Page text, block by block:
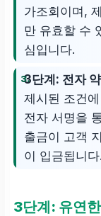
가조회이며,
만 유효할 수
심입니다.
3단계: 전자
제시된 조건
전자 서명을
출금이 고객
이 입금됩니다.
3단계: 유연